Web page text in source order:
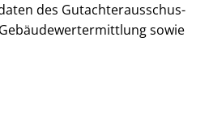
des Gut­ach­ter­aus­schus­
sowie